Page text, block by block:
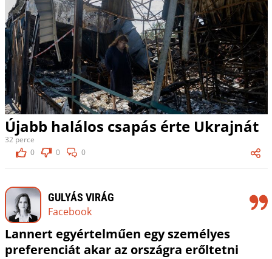
Újabb halálos csapás érte Ukrajnát
32 perce
0
0 0
GULYÁS VIRÁG
Facebook
Lannert egyértelműen egy személyes
preferenciát akar az országra erőltetni